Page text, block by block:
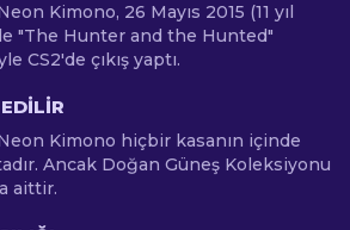
Kimono, 26 Mayıs 2015 (11 yıl
"The Hunter and the Hunted"
CS2'de çıkış yaptı.
Kimono hiçbir kasanın içinde
Ancak Doğan Güneş Koleksiyonu
aittir.